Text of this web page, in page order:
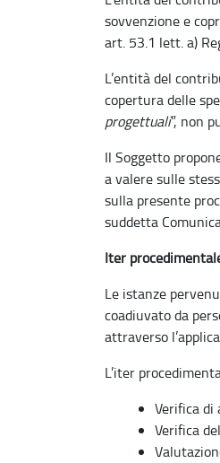
sovvenzione e
art. 53.1 lett. a)
L’entità del
copertura delle
progettuali”, non
Il Soggetto
a valere sulle
sulla presente
suddetta
Iter
Le istanze
coadiuvato da
attraverso
L’iter
Verifica di
Verifica